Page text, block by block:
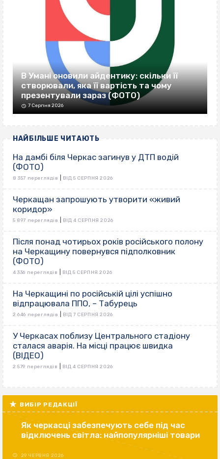
В Умані оновили айдентику: скільки її
створювали, яка її вартість та чому
презентували зараз (ФОТО)
7 Серпня 2026
НАЙБІЛЬШЕ ЧИТАЮТЬ
На дамбі біля Черкас загинув у ДТП водій
(ФОТО)
8 357 переглядів ВІД 5 СЕРПНЯ 2026
Черкащан запрошують утворити «живий
коридор»
5 897 переглядів ВІД 4 СЕРПНЯ 2026
Після понад чотирьох років російського полону
на Черкащину повернувся підполковник
(ФОТО)
4 336 переглядів ВІД 5 СЕРПНЯ 2026
На Черкащині по російській цілі успішно
відпрацювала ППО, – Табурець
2 646 переглядів ВІД 7 СЕРПНЯ 2026
У Черкасах поблизу Центрального стадіону
сталася аварія. На місці працює швидка
(ВІДЕО)
2 579 переглядів ВІД 4 СЕРПНЯ 2026
ВИБІР РЕДАКЦІЇ
Як черкасці забезпечують себе під час
відключень світла: найпопулярніші товари
29 ЧЕРВНЯ 2026